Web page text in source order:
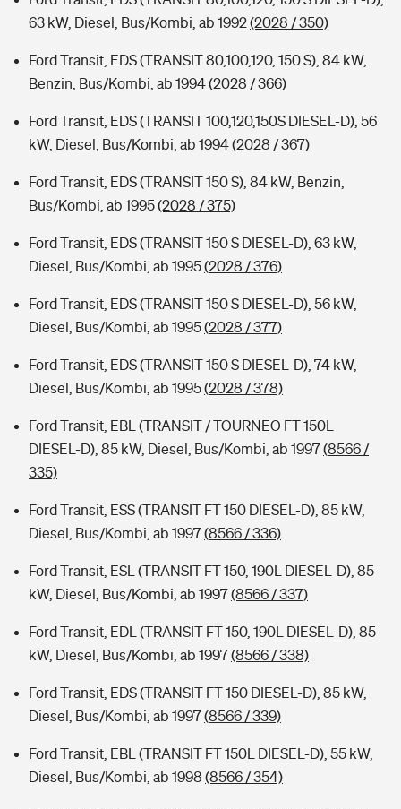
63 kW, Diesel, Bus/Kombi, ab 1992(2028 / 350)
Ford Transit, EDS (TRANSIT 80,100,120, 150 S), 84 kW,
Benzin, Bus/Kombi, ab 1994(2028 / 366)
Ford Transit, EDS (TRANSIT 100,120,150S DIESEL-D), 56
kW, Diesel, Bus/Kombi, ab 1994(2028 / 367)
Ford Transit, EDS (TRANSIT 150 S), 84 kW, Benzin,
Bus/Kombi, ab 1995(2028 / 375)
Ford Transit, EDS (TRANSIT 150 S DIESEL-D), 63 kW,
Diesel, Bus/Kombi, ab 1995(2028 / 376)
Ford Transit, EDS (TRANSIT 150 S DIESEL-D), 56 kW,
Diesel, Bus/Kombi, ab 1995(2028 / 377)
Ford Transit, EDS (TRANSIT 150 S DIESEL-D), 74 kW,
Diesel, Bus/Kombi, ab 1995(2028 / 378)
Ford Transit, EBL (TRANSIT / TOURNEO FT 150L
DIESEL-D), 85 kW, Diesel, Bus/Kombi, ab 1997(8566 /
335)
Ford Transit, ESS (TRANSIT FT 150 DIESEL-D), 85 kW,
Diesel, Bus/Kombi, ab 1997(8566 / 336)
Ford Transit, ESL (TRANSIT FT 150, 190L DIESEL-D), 85
kW, Diesel, Bus/Kombi, ab 1997(8566 / 337)
Ford Transit, EDL (TRANSIT FT 150, 190L DIESEL-D), 85
kW, Diesel, Bus/Kombi, ab 1997(8566 / 338)
Ford Transit, EDS (TRANSIT FT 150 DIESEL-D), 85 kW,
Diesel, Bus/Kombi, ab 1997(8566 / 339)
Ford Transit, EBL (TRANSIT FT 150L DIESEL-D), 55 kW,
Diesel, Bus/Kombi, ab 1998 (8566 / 354)